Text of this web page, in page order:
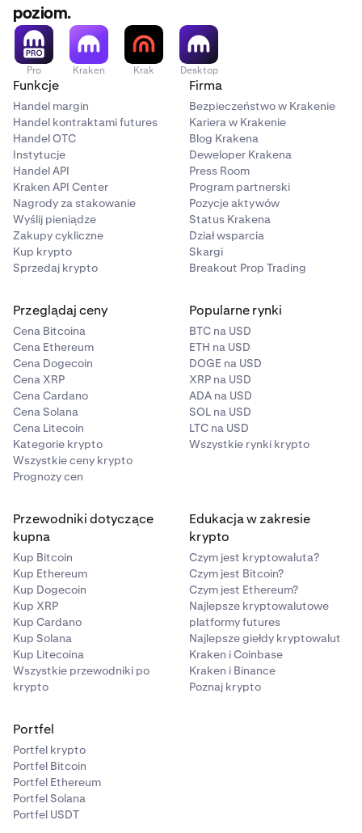
poziom.
Pro Kraken Krak Desktop
Funkcje
Handel margin
Handel kontraktami futures
Handel OTC
Instytucje
Handel API
Kraken API Center
Nagrody za stakowanie
Wyślij pieniądze
Zakupy cykliczne
Kup krypto
Sprzedaj krypto
Firma
Bezpieczeństwo w Krakenie
Kariera w Krakenie
Blog Krakena
Deweloper Krakena
Press Room
Program partnerski
Pozycje aktywów
Status Krakena
Dział wsparcia
Skargi
Breakout Prop Trading
Przeglądaj ceny
Cena Bitcoina
Cena Ethereum
Cena Dogecoin
Cena XRP
Cena Cardano
Cena Solana
Cena Litecoin
Kategorie krypto
Wszystkie ceny krypto
Prognozy cen
Popularne rynki
BTC na USD
ETH na USD
DOGE na USD
XRP na USD
ADA na USD
SOL na USD
LTC na USD
Wszystkie rynki krypto
Przewodniki dotyczące
kupna
Kup Bitcoin
Kup Ethereum
Kup Dogecoin
Kup XRP
Kup Cardano
Kup Solana
Kup Litecoina
Wszystkie przewodniki po
krypto
Edukacja w zakresie
krypto
Czym jest kryptowaluta?
Czym jest Bitcoin?
Czym jest Ethereum?
Najlepsze kryptowalutowe
platformy futures
Najlepsze giełdy kryptowalut
Kraken i Coinbase
Kraken i Binance
Poznaj krypto
Portfel
Portfel krypto
Portfel Bitcoin
Portfel Ethereum
Portfel Solana
Portfel USDT